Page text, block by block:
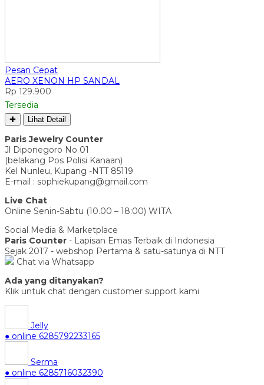
Pesan Cepat
AERO XENON HP SANDAL
Rp 129.900
Tersedia
✚ Lihat Detail
Paris Jewelry Counter
Jl Diponegoro No 01
(belakang Pos Polisi Kanaan)
Kel Nunleu, Kupang -NTT 85119
E-mail : sophiekupang@gmail.com
Live Chat
Online Senin-Sabtu (10.00 – 18:00) WITA
Social Media & Marketplace
Paris Counter - Lapisan Emas Terbaik di Indonesia
Sejak 2017 - webshop Pertama & satu-satunya di NTT
Chat via Whatsapp
Ada yang ditanyakan?
Klik untuk chat dengan customer support kami
Jelly
● online 6285792233165
Serma
● online 6285716032390